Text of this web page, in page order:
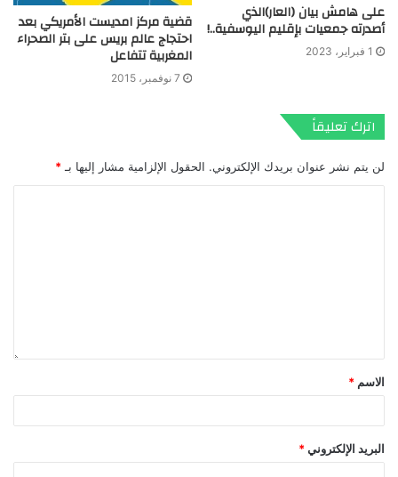
على هامش بيان (العار)الذي
أصدرته جمعيات بإقليم اليوسفية..!
1 فبراير، 2023
قضية مركز امديست الأمريكي بعد
احتجاج عالم بريس على بتر الصحراء
المغربية تتفاعل
7 نوفمبر، 2015
اترك تعليقاً
لن يتم نشر عنوان بريدك الإلكتروني. الحقول الإلزامية مشار إليها بـ *
الاسم *
البريد الإلكتروني *